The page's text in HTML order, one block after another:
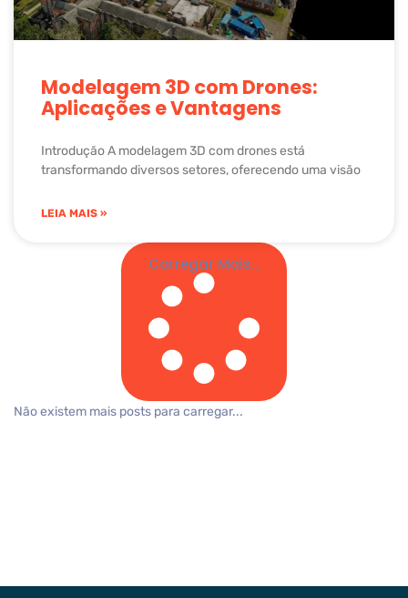
Modelagem 3D com Drones:
Aplicações e Vantagens
Introdução A modelagem 3D com drones está
transformando diversos setores, oferecendo uma visão
LEIA MAIS »
Carregar Mais...
Não existem mais posts para carregar...